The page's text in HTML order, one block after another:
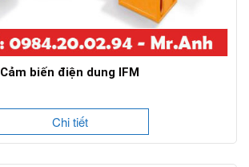
Cảm biến điện dung IFM
Chi tiết